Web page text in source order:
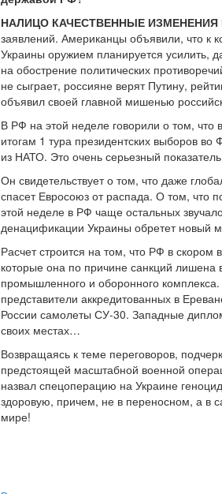
НАЛИЦО КАЧЕСТВЕННЫЕ ИЗМЕНЕНИЯ
заявлений. Американцы объявили, что к
Украины оружием планируется усилить,
на обострение политических
не сыграет, россияне верят Путину,
объявил своей главной мишенью
В РФ на этой неделе говорили о том,
итогам 1 тура президентских выборов
из НАТО. Это очень серьезный
Он свидетельствует о том, что даже
спасет Евросоюз от распада. О том, что
этой неделе в РФ чаще остальных
денацификации Украины обретет новый
Расчет строится на том, что РФ в
которые она по причине санкций
промышленного и оборонного
представители аккредитованных в
России самолеты СУ-30. Западные
своих местах…
Возвращаясь к теме переговоров,
предстоящей масштабной военной
назвал спецоперацию на Украине
здоровую, причем, не в переносном, а в
мире!